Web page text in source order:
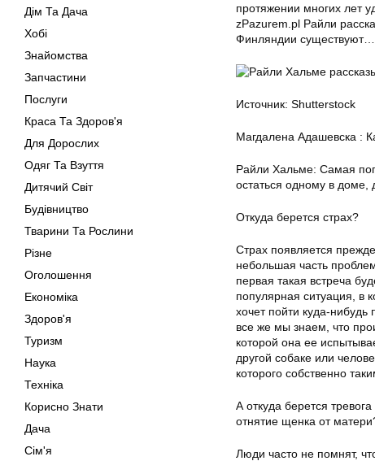
Дім Та Дача
Хобі
Знайомства
Запчастини
Послуги
Краса Та Здоров'я
Для Дорослих
Одяг Та Взуття
Дитячий Світ
Будівництво
Тварини Та Рослини
Різне
Оголошення
Економіка
Здоров'я
Туризм
Наука
Техніка
Корисно Знати
Дача
Сім'я
протяжении многих лет
zPazurem.pl Райли
Финляндии существуют…
Источник: Shutterstock
Магдалена Адашевска :
Райли Хальме: Самая
остаться одному в доме,
Откуда берется страх?
Страх появляется
небольшая часть
первая такая встреча
популярная ситуация, в
хочет пойти куда-
все же мы знаем, что
которой она ее
другой собаке или
которого собственно
А откуда берется
отнятие щенка от
Люди часто не помнят,